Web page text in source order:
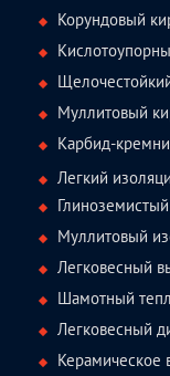
Корундовый
Муллитовый
Карбид-
Легкий
Муллитовый
Легковесный
Шамотный
Легковесный
Керамическое